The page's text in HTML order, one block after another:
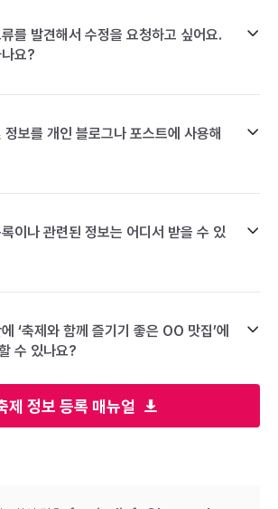
제 정보 등록 매뉴얼
를 발견해서 수정을 요청하고 싶어요.
요?
보를 개인 블로그나 포스트에 사용해
이나 관련된 정보는 어디서 받을 수 있
‘축제와 함께 즐기기 좋은 OO 맛집’에
수 있나요?